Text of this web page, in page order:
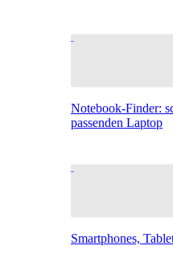
Notebook-Finder:
passenden Laptop
Smartphones,